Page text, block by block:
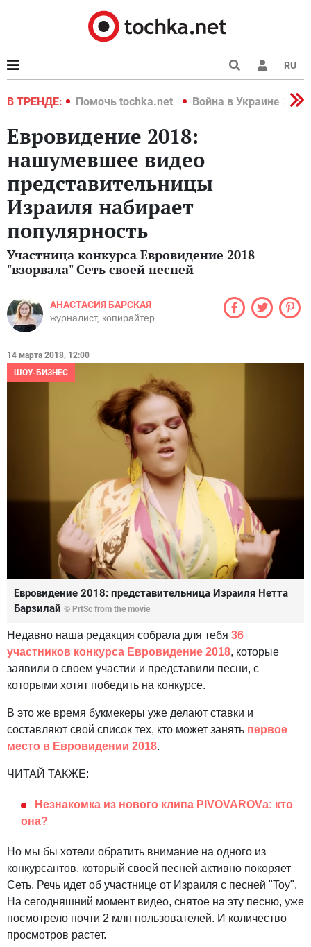
RU
В ТРЕНДЕ:
2022 Помочь tochka.net Война в Украине 2022
Евровидение 2018:
нашумевшее видео
представительницы
Израиля набирает
популярность
Участница конкурса Евровидение 2018
"взорвала" Сеть своей песней
АНАСТАСИЯ БАРСКАЯ
журналист, копирайтер
14 марта 2018, 12:00
ШОУ-БИЗНЕС
Евровидение 2018: представительница Израиля Нетта
Барзилай © PrtSc from the movie
Недавно наша редакция собрала для тебя 36
участников конкурса Евровидение 2018, которые
заявили о своем участии и представили песни, с
которыми хотят победить на конкурсе.
В это же время букмекеры уже делают ставки и
составляют свой список тех, кто может занять первое
место в Евровидении 2018.
ЧИТАЙ ТАКЖЕ:
Незнакомка из нового клипа PIVOVAROVа: кто
она?
Но мы бы хотели обратить внимание на одного из
конкурсантов, который своей песней активно покоряет
Сеть. Речь идет об участнице от Израиля с песней "Toy".
На сегодняшний момент видео, снятое на эту песню, уже
посмотрело почти 2 млн пользователей. И количество
просмотров растет.